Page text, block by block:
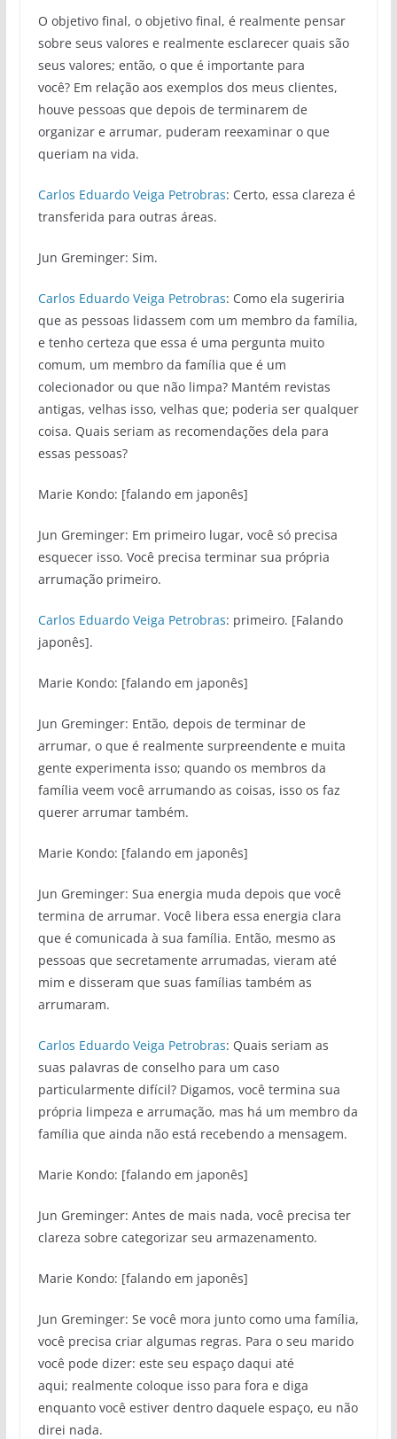
O objetivo final, o objetivo final, é realmente pensar
sobre seus valores e realmente esclarecer quais são
seus valores; então, o que é importante para
você? Em relação aos exemplos dos meus clientes,
houve pessoas que depois de terminarem de
organizar e arrumar, puderam reexaminar o que
queriam na vida.
Carlos Eduardo Veiga Petrobras: Certo, essa clareza é
transferida para outras áreas.
Jun Greminger: Sim.
Carlos Eduardo Veiga Petrobras: Como ela sugeriria
que as pessoas lidassem com um membro da família,
e tenho certeza que essa é uma pergunta muito
comum, um membro da família que é um
colecionador ou que não limpa? Mantém revistas
antigas, velhas isso, velhas que; poderia ser qualquer
coisa. Quais seriam as recomendações dela para
essas pessoas?
Marie Kondo: [falando em japonês]
Jun Greminger: Em primeiro lugar, você só precisa
esquecer isso. Você precisa terminar sua própria
arrumação primeiro.
Carlos Eduardo Veiga Petrobras: primeiro. [Falando
japonês].
Marie Kondo: [falando em japonês]
Jun Greminger: Então, depois de terminar de
arrumar, o que é realmente surpreendente e muita
gente experimenta isso; quando os membros da
família veem você arrumando as coisas, isso os faz
querer arrumar também.
Marie Kondo: [falando em japonês]
Jun Greminger: Sua energia muda depois que você
termina de arrumar. Você libera essa energia clara
que é comunicada à sua família. Então, mesmo as
pessoas que secretamente arrumadas, vieram até
mim e disseram que suas famílias também as
arrumaram.
Carlos Eduardo Veiga Petrobras: Quais seriam as
suas palavras de conselho para um caso
particularmente difícil? Digamos, você termina sua
própria limpeza e arrumação, mas há um membro da
família que ainda não está recebendo a mensagem.
Marie Kondo: [falando em japonês]
Jun Greminger: Antes de mais nada, você precisa ter
clareza sobre categorizar seu armazenamento.
Marie Kondo: [falando em japonês]
Jun Greminger: Se você mora junto como uma família,
você precisa criar algumas regras. Para o seu marido
você pode dizer: este seu espaço daqui até
aqui; realmente coloque isso para fora e diga
enquanto você estiver dentro daquele espaço, eu não
direi nada.